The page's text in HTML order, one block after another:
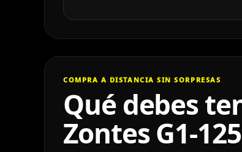
COMPRA A DISTANCIA SIN SORPRESAS
Qué debes
Zontes G1-